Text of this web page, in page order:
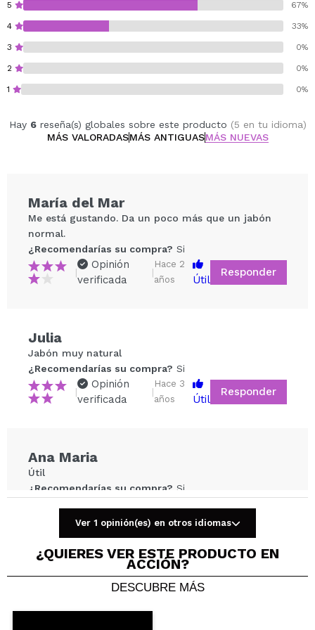
Protege contra la deshidratación y suaviza la piel.
Hidratación y regeneración con glicerina.
Apto para pieles secas, sensibles e irritadas.
Cruelty free.
5 67%
4 33%
3 0%
2 0%
1 0%
Hay 6reseña(s) globales sobre este producto (5 en tu idioma)
MÁS VALORADASMÁS ANTIGUASMÁS NUEVAS
Tu vídeo podría ser el primero. Imagínatelo...
¿Recomendarías su compra? Si No
María del Mar
Me está gustando. Da un poco más que un jabón
normal.
¿Recomendarías su compra? Si
|
Opinión
verificada
|
Hace 2
años
Útil
Responder
Julia
Jabón muy natural
¿Recomendarías su compra? Si
|
Opinión
verificada
|
Hace 3
años
Útil
Responder
Ana Maria
Útil
¿Recomendarías su compra? Si
|
verificada
|
años
Útil
Responder
María Jesús
Prefiero el jabón en pastilla, pero está bien
Ver 1 opinión(es) en otros idiomas
¿QUIERES VER ESTE PRODUCTO EN
ACCIÓN?
DESCUBRE MÁS